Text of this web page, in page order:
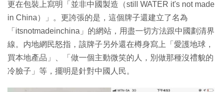
更在包裝上寫明「並非中國製造（still WATER it's not made
in China）」。更誇張的是，這個牌子還建立了名為
「itsnotmadeinchina」的網站，用盡一切方法跟中國劃清界
線。内地網民怒指，該牌子另外還在樽身寫上「愛護地球，
買本地產品」、「做一個主動微笑的人，別做那種沒禮貌的
冷臉子」等，擺明是針對中國人民。